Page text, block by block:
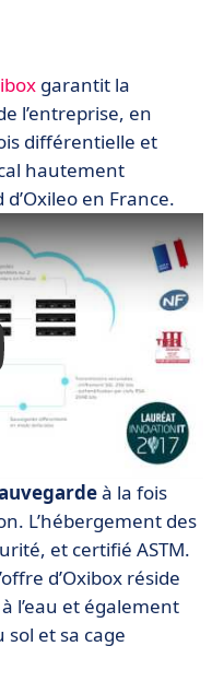
garantit la
l’entreprise, en
différentielle et
hautement
en France.
à la fois
L’hébergement des
et certifié ASTM.
d’Oxibox réside
l’eau et également
et sa cage